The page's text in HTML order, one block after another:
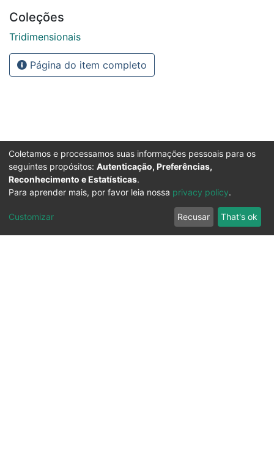
Coleções
Tridimensionais
Página do item completo
Coletamos e processamos suas informações pessoais para os
seguintes propósitos: Autenticação, Preferências,
Reconhecimento e Estatísticas.
Para aprender mais, por favor leia nossa privacy policy.
Customizar Recusar That's ok